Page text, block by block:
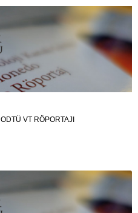
ODTÜ VT RÖPORTAJI